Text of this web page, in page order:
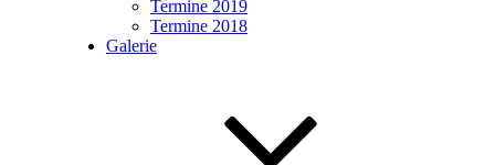
Termine 2019
Termine 2018
Galerie